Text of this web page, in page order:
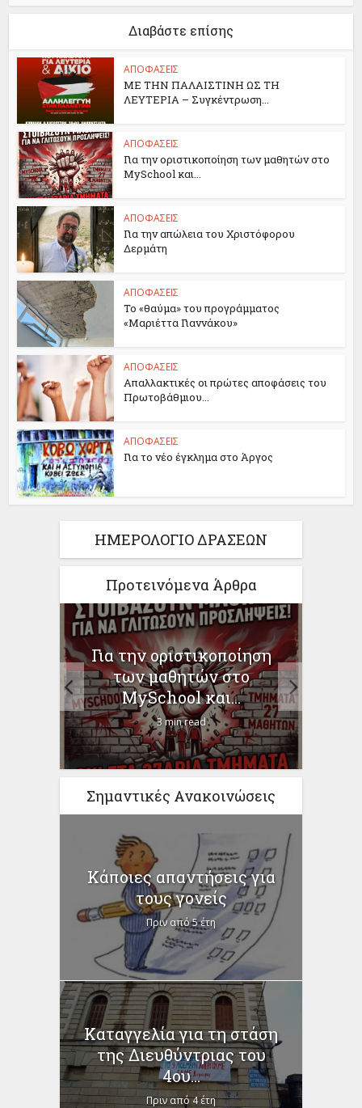
Διαβάστε επίσης
ΑΠΟΦΑΣΕΙΣ
ΜΕ ΤΗΝ ΠΑΛΑΙΣΤΙΝΗ ΩΣ ΤΗ
ΛΕΥΤΕΡΙΑ – Συγκέντρωση...
ΑΠΟΦΑΣΕΙΣ
Για την οριστικοποίηση των μαθητών στο
MySchool και...
ΑΠΟΦΑΣΕΙΣ
Για την απώλεια του Χριστόφορου
Δερμάτη
ΑΠΟΦΑΣΕΙΣ
Το «θαύμα» του προγράμματος
«Μαριέττα Γιαννάκου»
ΑΠΟΦΑΣΕΙΣ
Απαλλακτικές οι πρώτες αποφάσεις του
Πρωτοβάθμιου...
ΑΠΟΦΑΣΕΙΣ
Για το νέο έγκλημα στο Άργος
ΗΜΕΡΟΛΟΓΙΟ ΔΡΑΣΕΩΝ
Προτεινόμενα Άρθρα
Για την οριστικοποίηση
των μαθητών στο
MySchool και...
3 min read
Σημαντικές Ανακοινώσεις
Κάποιες απαντήσεις για
τους γονείς
Πριν από 5 έτη
Καταγγελία για τη στάση
της Διευθύντριας του
4ου...
Πριν από 4 έτη